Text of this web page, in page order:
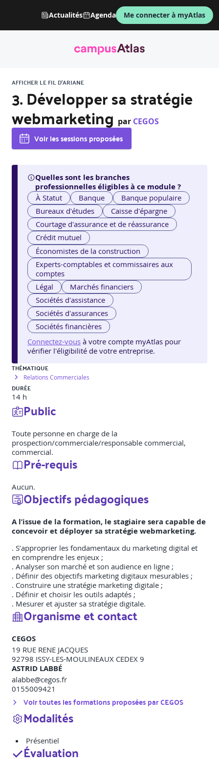
Actualités Agenda Me connecter à myAtlas
AFFICHER LE FIL D'ARIANE
3. Développer sa stratégie
webmarketing par CEGOS
Voir les sessions proposées
Quelles sont les branches
professionnelles éligibles à ce module ?
À Statut Banque
Banque populaire
Bureaux d'études
Caisse d'épargne
Courtage d'assurance et de réassurance
Crédit mutuel
Économistes de la construction
Experts-comptables et commissaires aux
comptes
Légal
Marchés financiers
Sociétés d'assistance
Sociétés d'assurances
Sociétés financières
Connectez-vous à votre compte myAtlas pour
vérifier l'éligibilité de votre entreprise.
THÉMATIQUE
Relations Commerciales
DURÉE
14 h
Public
Toute personne en charge de la
prospection/commerciale/responsable commercial,
commercial.
Pré-requis
Aucun.
Objectifs pédagogiques
A l’issue de la formation, le stagiaire sera capable de
concevoir et déployer sa stratégie webmarketing.
. S’approprier les fondamentaux du marketing digital et
en comprendre les enjeux ;
. Analyser son marché et son audience en ligne ;
. Définir des objectifs marketing digitaux mesurables ;
. Construire une stratégie marketing digitale ;
. Définir et choisir les outils adaptés ;
. Mesurer et ajuster sa stratégie digitale.
Organisme et contact
CEGOS
19 RUE RENE JACQUES
92798 ISSY-LES-MOULINEAUX CEDEX 9
ASTRID LABBÉ
alabbe@cegos.fr
0155009421
Voir toutes les formations proposées parCEGOS
Modalités
Présentiel
Évaluation